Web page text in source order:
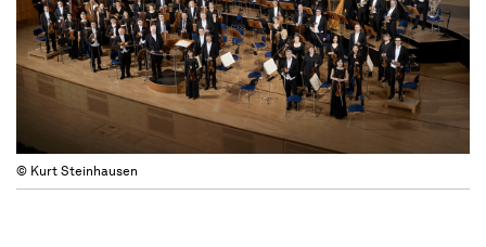
© Kurt Steinhausen